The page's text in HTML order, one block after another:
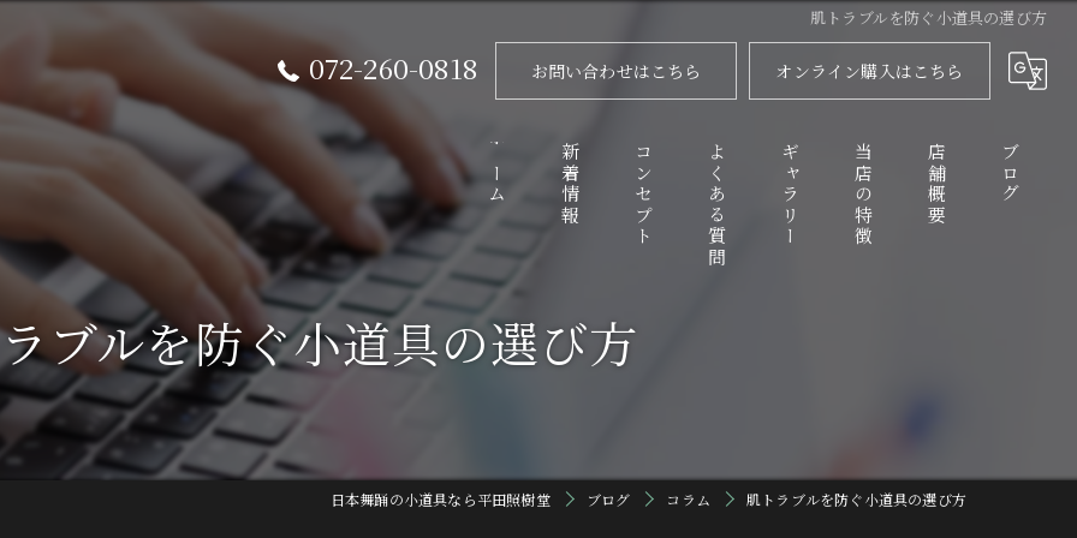
肌トラブルを防ぐ小道具の選び方
072-260-0818 お問い合わせはこちら オンライン購入はこちら
ホーム 新着情報 コンセプト
代表あいさつ
よくある質問 ギャラリー 当店の特徴
踊り傘
店舗概要 ブログ
ブルを防ぐ小道具の選び方
日本舞踊の小道具なら平田照樹堂 ブログ コラム 肌トラブルを防ぐ小道具の選び方